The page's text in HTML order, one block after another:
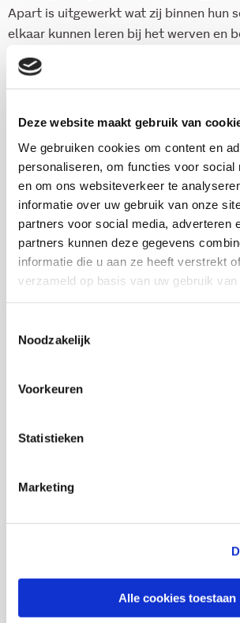
Deze website maakt gebruik van
We gebruiken cookies om content en
personaliseren, om functies voor social
en om ons websiteverkeer te
informatie over uw gebruik van onze
partners voor social media, adverteren
partners kunnen deze gegevens
informatie die u aan ze heeft verstrekt
verzameld op basis van uw gebruik van
Noodzakelijk
Voorkeuren
Statistieken
Marketing
Alle cookies toestaan
Apart is uitgewerkt wat zij binnen hun
elkaar kunnen leren bij het werven en
vrijwilligers, maar ook wat zij kunnen
sectoren. Nieuwere vormen voor het
een LinkedIn-community, komen
Download deze publicatie
Onderzoekers
Thema's
Gezondheid en zorg